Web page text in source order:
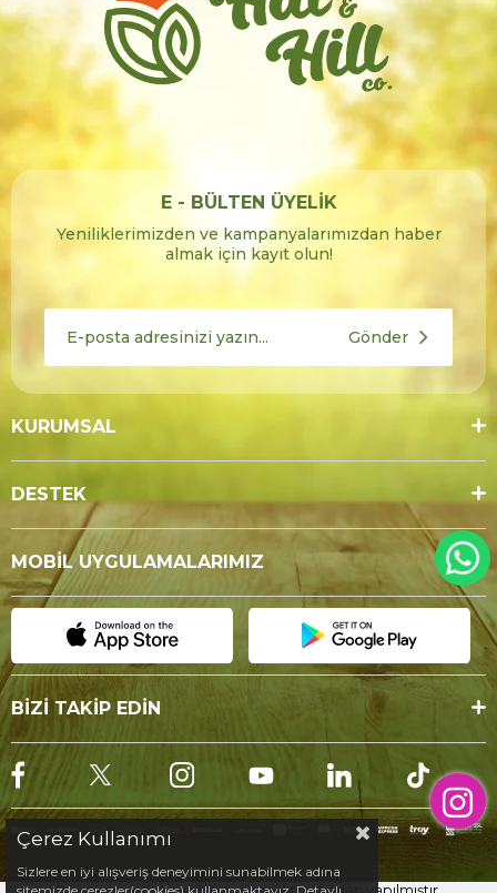
E - BÜLTEN ÜYELİK
Yeniliklerimizden ve kampanyalarımızdan haber
almak için kayıt olun!
Gönder
KURUMSAL
DESTEK
MOBİL UYGULAMALARIMIZ
BİZİ TAKİP EDİN
Çerez Kullanımı
Sizlere en iyi alışveriş deneyimini sunabilmek adına